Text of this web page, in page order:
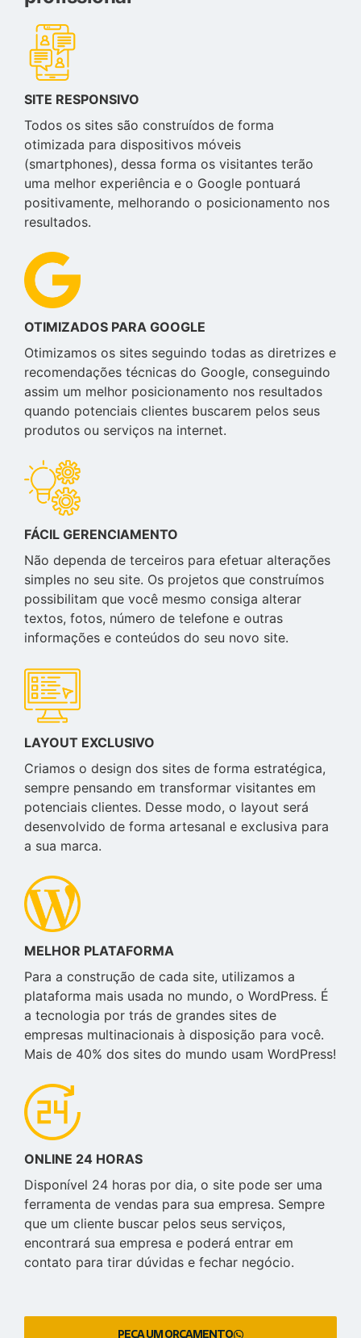
SITE RESPONSIVO
Todos os sites são construídos de forma
otimizada para dispositivos móveis
(smartphones), dessa forma os visitantes terão
uma melhor experiência e o Google pontuará
positivamente, melhorando o posicionamento nos
resultados.
OTIMIZADOS PARA GOOGLE
Otimizamos os sites seguindo todas as diretrizes e
recomendações técnicas do Google, conseguindo
assim um melhor posicionamento nos resultados
quando potenciais clientes buscarem pelos seus
produtos ou serviços na internet.
FÁCIL GERENCIAMENTO
Não dependa de terceiros para efetuar alterações
simples no seu site. Os projetos que construímos
possibilitam que você mesmo consiga alterar
textos, fotos, número de telefone e outras
informações e conteúdos do seu novo site.
LAYOUT EXCLUSIVO
Criamos o design dos sites de forma estratégica,
sempre pensando em transformar visitantes em
potenciais clientes. Desse modo, o layout será
desenvolvido de forma artesanal e exclusiva para
a sua marca.
MELHOR PLATAFORMA
Para a construção de cada site, utilizamos a
plataforma mais usada no mundo, o WordPress. É
a tecnologia por trás de grandes sites de
empresas multinacionais à disposição para você.
Mais de 40% dos sites do mundo usam WordPress!
ONLINE 24 HORAS
Disponível 24 horas por dia, o site pode ser uma
ferramenta de vendas para sua empresa. Sempre
que um cliente buscar pelos seus serviços,
encontrará sua empresa e poderá entrar em
contato para tirar dúvidas e fechar negócio.
PEÇA UM ORÇAMENTO